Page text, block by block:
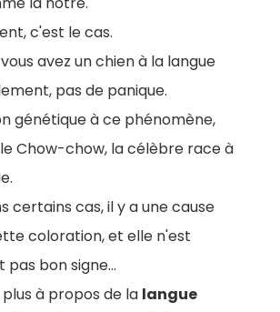
c'est le cas.
avez un chien à la langue
pas de panique.
génétique à ce phénomène,
Chow-chow, la célèbre race à
certains cas, il y a une cause
coloration, et elle n'est
bon signe...
à propos de la langue